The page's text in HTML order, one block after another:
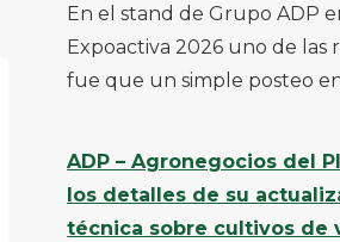
En el stand de Grupo ADP
Expoactiva 2026 uno de las
fue que un simple posteo en
ADP – Agronegocios del
los detalles de su
técnica sobre cultivos de